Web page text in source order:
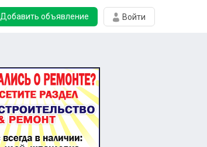
Добавить объявление Войти